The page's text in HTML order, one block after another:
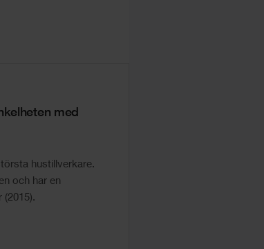
med
hustillverkare.
och har en